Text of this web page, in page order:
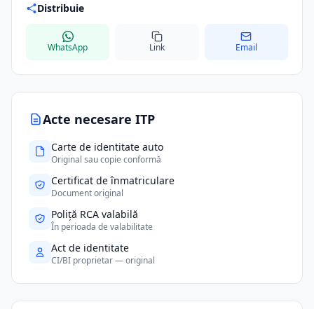
Acte necesare ITP
Carte de identitate auto
Original sau copie conformă
Certificat de înmatriculare
Document original
Poliță RCA valabilă
În perioada de valabilitate
Act de identitate
CI/BI proprietar — original
Distribuie
WhatsApp Link Email